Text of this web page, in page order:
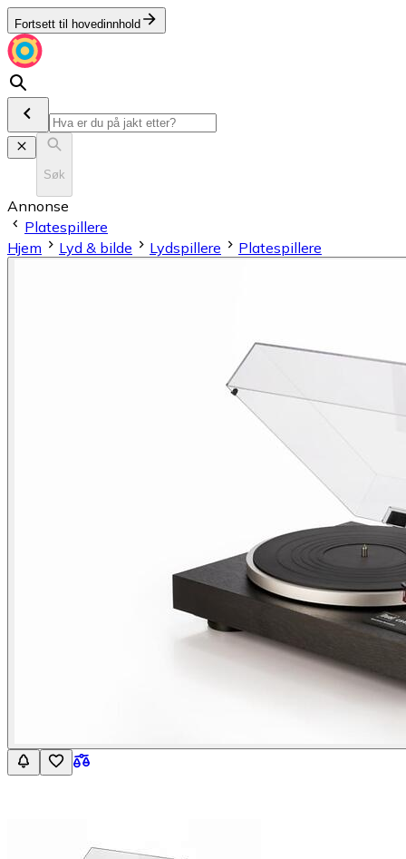
Fortsett til hovedinnhold
Søk
Annonse
Platespillere
Hjem
Lyd & bilde Lydspillere Platespillere